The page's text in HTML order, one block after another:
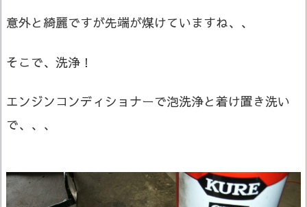
意外と綺麗ですが先端が煤けていますね、、
そこで、洗浄！
エンジンコンディショナーで泡洗浄と着け置き洗い
で、、、